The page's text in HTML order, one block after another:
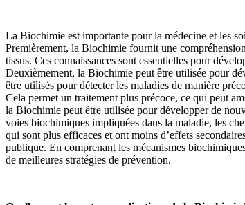
La Biochimie est importante pour la médecine et les
Premièrement, la Biochimie fournit une
tissus. Ces connaissances sont essentielles pour
Deuxièmement, la Biochimie peut être utilisée pour
être utilisés pour détecter les maladies de manière
Cela permet un traitement plus précoce, ce qui peut
la Biochimie peut être utilisée pour développer de
voies biochimiques impliquées dans la maladie, les
qui sont plus efficaces et ont moins d’effets
publique. En comprenant les mécanismes
de meilleures stratégies de prévention.